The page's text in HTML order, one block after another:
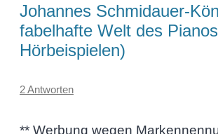
Johannes Schmidauer-
fabelhafte Welt des
Hörbeispielen)
2 Antworten
** Werbung wegen